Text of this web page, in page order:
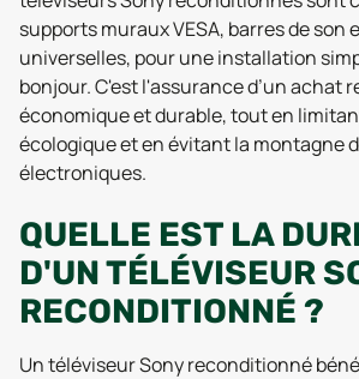
supports muraux VESA, barres de son
universelles, pour une installation
bonjour. C'est l'assurance d’un achat
économique et durable, tout en
écologique et en évitant la montagne
électroniques.
QUELLE EST LA
D'UN TÉLÉVISEUR
RECONDITIONNÉ ?
Un téléviseur Sony reconditionné